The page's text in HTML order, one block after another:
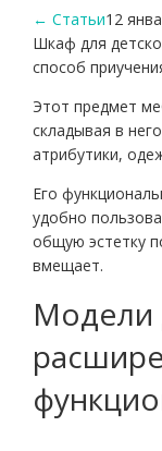
← Статьи12
Шкаф для
способ
Этот предмет
складывая в
атрибутики,
Его
удобно
общую эстетку
вмещает.
Модели